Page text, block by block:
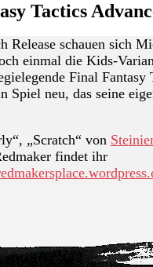
Tactics
Release schauen sich
einmal die Kids-
Final Fantasy
Spiel neu, das seine
„Scratch“ von
findet ihr